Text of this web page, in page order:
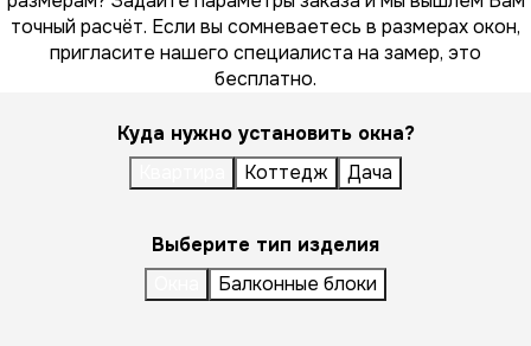
точный расчёт. Если вы сомневаетесь в размерах окон,
пригласите нашего специалиста на замер, это
бесплатно.
Куда нужно установить окна?
Коттедж Дача
Выберите тип изделия
Балконные блоки